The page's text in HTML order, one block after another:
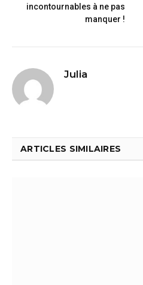
incontournables à ne pas
manquer !
Julia
ARTICLES SIMILAIRES